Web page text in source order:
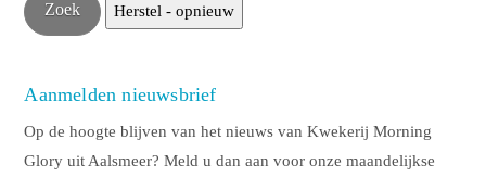
Aanmelden nieuwsbrief
Op de hoogte blijven van het nieuws van Kwekerij Morning
Glory uit Aalsmeer? Meld u dan aan voor onze maandelijkse